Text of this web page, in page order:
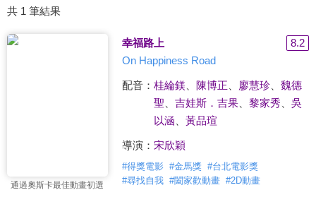
共 1 筆結果
通過奧斯卡最佳動畫初選
幸福路上
8.2
On Happiness Road
配音： 桂綸鎂 陳博正 廖慧珍、 魏德
聖
吉娃斯．吉果、 黎家秀
吳
以涵
黃品瑄
導演： 宋欣穎
#得獎電影 #金馬獎 #台北電影獎
#尋找自我 #闔家歡動畫 #2D動畫